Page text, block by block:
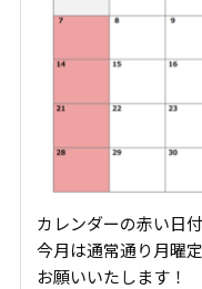
カレンダーの赤い日
今月は通常通り月曜
お願いいたします！